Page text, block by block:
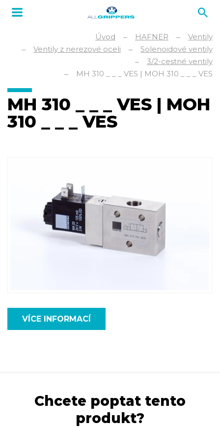
Úvod HAFNER
Ventily
Ventily z nerezové oceli
Solenoidové ventily
3/2-cestné ventily
MH 310 _ _ _ VES | MOH 310 _ _ _ VES
MH 310 _ _ _ VES | MOH
310 _ _ _ VES
VÍCE INFORMACÍ
Chcete poptat tento
produkt?